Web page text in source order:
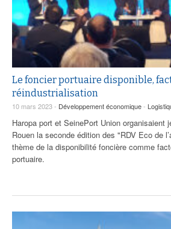
Le foncier portuaire disponible,
réindustrialisation
10 mars 2023 - Développement économique-
Haropa port et SeinePort Union organisaient
Rouen la seconde édition des "RDV Eco de
thème de la disponibilité foncière comme
portuaire.